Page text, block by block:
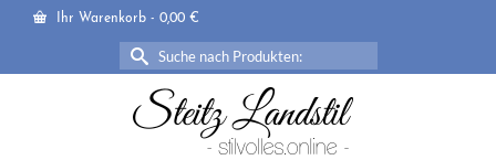
Ihr Warenkorb - 0,00 €
Suche
nach: